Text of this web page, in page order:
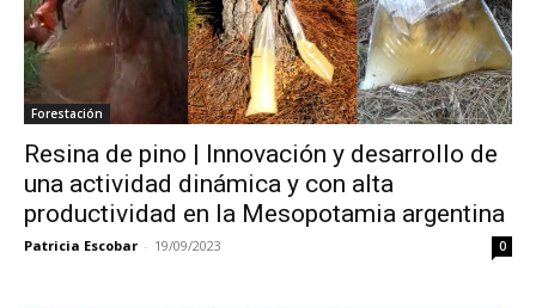
Forestación
Resina de pino | Innovación y desarrollo de
una actividad dinámica y con alta
productividad en la Mesopotamia argentina
Patricia Escobar - 19/09/2023 0